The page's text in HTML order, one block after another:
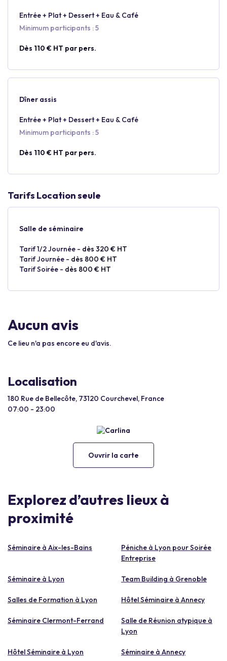
Entrée + Plat + Dessert + Eau & Café
Minimum participants : 5
Dès 110 € HT par pers.
Dîner assis
Entrée + Plat + Dessert + Eau & Café
Minimum participants : 5
Dès 110 € HT par pers.
Tarifs Location seule
Salle de séminaire
Tarif 1/2 Journée - dès 320 € HT
Tarif Journée - dès 800 € HT
Tarif Soirée - dès 800 € HT
Aucun avis
Ce lieu n'a pas encore eu d'avis.
Localisation
180 Rue de Bellecôte, 73120 Courchevel, France
07:00 - 23:00
Ouvrir la carte
Explorez d’autres lieux à
proximité
Séminaire à Aix-les-Bains
Péniche à Lyon pour Soirée
Entreprise
Séminaire à Lyon Team Building à Grenoble
Salles de Formation à Lyon Hôtel Séminaire à Annecy
Séminaire Clermont-Ferrand
Salle de Réunion atypique à
Lyon
Hôtel Séminaire à Lyon Séminaire à Annecy